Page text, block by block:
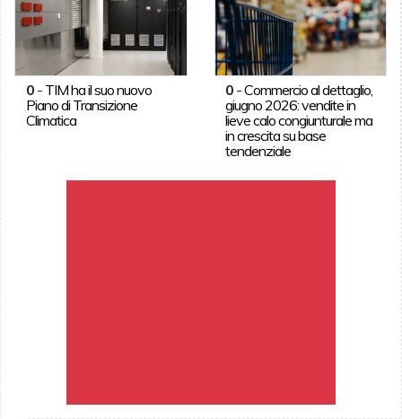
0- TIM ha il suo nuovo
Piano di Transizione
Climatica
0 -Commercio al dettaglio,
giugno 2026: vendite in
lieve calo congiunturale ma
in crescita su base
tendenziale